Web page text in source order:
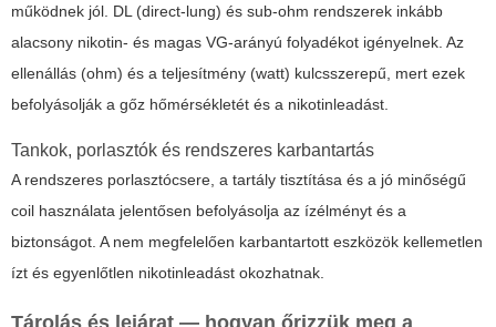
működnek jól. DL (direct-lung) és sub-ohm rendszerek inkább
alacsony nikotin- és magas VG-arányú folyadékot igényelnek. Az
ellenállás (ohm) és a teljesítmény (watt) kulcsszerepű, mert ezek
befolyásolják a gőz hőmérsékletét és a nikotinleadást.
Tankok, porlasztók és rendszeres karbantartás
A rendszeres porlasztócsere, a tartály tisztítása és a jó minőségű
coil használata jelentősen befolyásolja az ízélményt és a
biztonságot. A nem megfelelően karbantartott eszközök kellemetlen
ízt és egyenlőtlen nikotinleadást okozhatnak.
Tárolás és lejárat — hogyan őrizzük meg a